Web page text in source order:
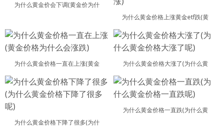
为什么黄金价会下调(黄金价为什
为什么黄金价格上涨黄金etf跌(黄
为什么黄金价格一直在上涨(黄金 为什么黄金价格大涨了(为什么黄
为什么黄金价格下降了很多(为什
为什么黄金价格一直跌(为什么黄